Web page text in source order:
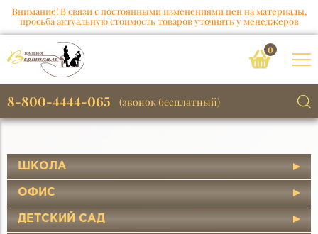
Внимание! В связи с постоянными изменениями цен на материалы,
просьба актуальную стоимость товаров уточнять у менеджеров
0
8-800-4444-065 (звонок бесплатный)
ШКОЛА
ОФИС
ДЕТСКИЙ САД